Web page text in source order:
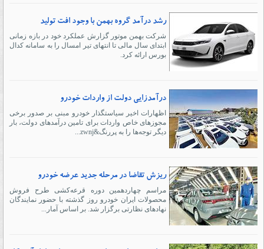
رشد درآمد گروه بهمن با وجود افت تولید
شرکت بهمن موتور گزارش عملکرد خود در بازه زمانی
ابتدای سال مالی تا انتهای تیر امسال را به سامانه کدال
بورس ارائه کرد.
درآمدزایی دولت از واردات خودرو
اظهارات اخیر سیاستگذار خودرو مبنی بر صدور برخی
مجوزهای خاص واردات برای تامین درآمدهای دولت، بار
دیگر توجه‌ها را به پررنگ&zwnj...
ریزش تقاضا در مرحله جدید عرضه خودرو
مراسم چهاردهمین دوره قرعه‌کشی طرح فروش
محصولات ایران خودرو روز گذشته با حضور نمایندگان
نهادهای نظارتی برگزار شد. بر اساس آمار...